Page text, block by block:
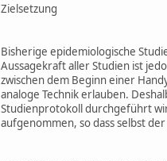
Zielsetzung
Bisherige epidemiologische
Aussagekraft aller Studien ist
zwischen dem Beginn einer
analoge Technik erlauben.
Studienprotokoll durchgeführt
aufgenommen, so dass selbst